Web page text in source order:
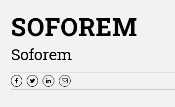
SOFOREM
Soforem